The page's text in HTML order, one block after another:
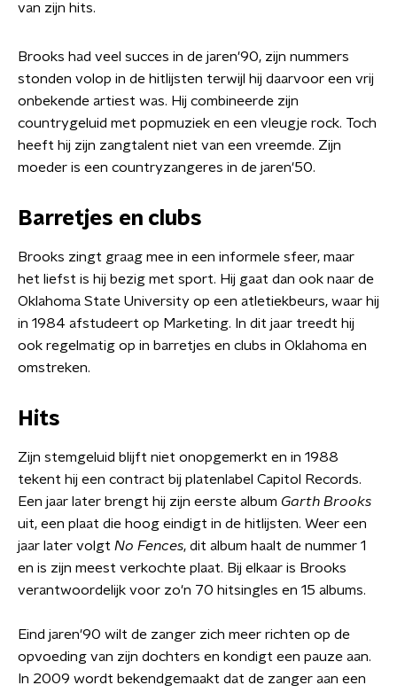
van zijn hits.
Brooks had veel succes in de jaren'90, zijn nummers
stonden volop in de hitlijsten terwijl hij daarvoor een vrij
onbekende artiest was. Hij combineerde zijn
countrygeluid met popmuziek en een vleugje rock. Toch
heeft hij zijn zangtalent niet van een vreemde. Zijn
moeder is een countryzangeres in de jaren'50.
Barretjes en clubs
Brooks zingt graag mee in een informele sfeer, maar
het liefst is hij bezig met sport. Hij gaat dan ook naar de
Oklahoma State University op een atletiekbeurs, waar hij
in 1984 afstudeert op Marketing. In dit jaar treedt hij
ook regelmatig op in barretjes en clubs in Oklahoma en
omstreken.
Hits
Zijn stemgeluid blijft niet onopgemerkt en in 1988
tekent hij een contract bij platenlabel Capitol Records.
Een jaar later brengt hij zijn eerste album Garth Brooks
uit, een plaat die hoog eindigt in de hitlijsten. Weer een
jaar later volgt No Fences, dit album haalt de nummer 1
en is zijn meest verkochte plaat. Bij elkaar is Brooks
verantwoordelijk voor zo'n 70 hitsingles en 15 albums.
Eind jaren'90 wilt de zanger zich meer richten op de
opvoeding van zijn dochters en kondigt een pauze aan.
In 2009 wordt bekendgemaakt dat de zanger aan een